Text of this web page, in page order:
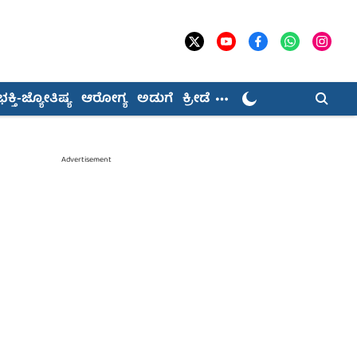
ಜ್ಯೋತಿಷ್ಯ ಆರೋಗ್ಯ ಅಡುಗೆ ಕ್ರೀಡೆ
Advertisement